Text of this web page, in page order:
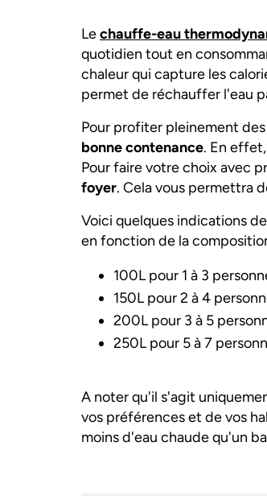
Lechauffe-eau
quotidien tout en
chaleur qui capture les
permet de réchauffer l'eau
Pour profiter pleinement
bonne contenance. En
Pour faire votre choix avec
foyer. Cela vous permettra
Voici quelques indications
en fonction de la
100L pour 1 à 3
150L pour 2 à 4
200L pour 3 à 5
250L pour 5 à 7
A noter qu'il s'agit
vos préférences et de vos
moins d'eau chaude qu'un